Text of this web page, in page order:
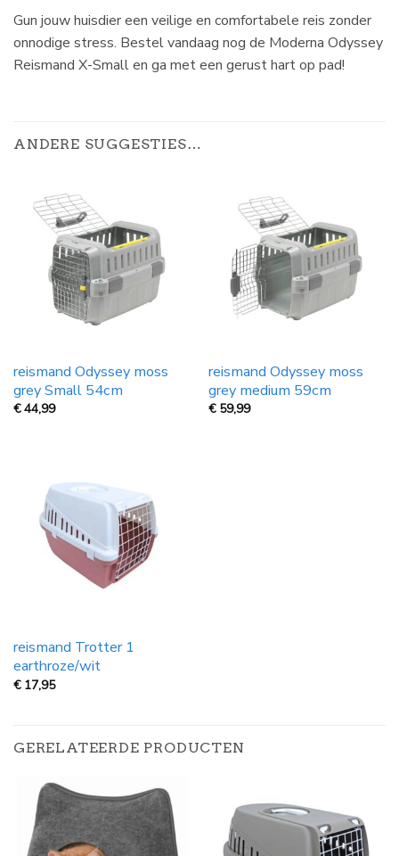
Gun jouw huisdier een veilige en comfortabele reis zonder
onnodige stress. Bestel vandaag nog de Moderna Odyssey
Reismand X-Small en ga met een gerust hart op pad!
ANDERE SUGGESTIES…
reismand Odyssey moss
grey Small 54cm
€44,99
reismand Odyssey moss
grey medium 59cm
€ 59,99
reismand Trotter 1
earthroze/wit
€ 17,95
GERELATEERDE PRODUCTEN